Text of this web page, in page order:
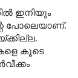
ഇനിയും
പോലെയാണ്.
കൂടെ